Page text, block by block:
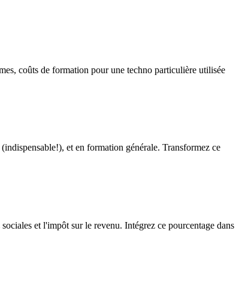
coûts de formation pour une techno particulière utilisée
et en formation générale. Transformez ce
et l'impôt sur le revenu. Intégrez ce pourcentage dans